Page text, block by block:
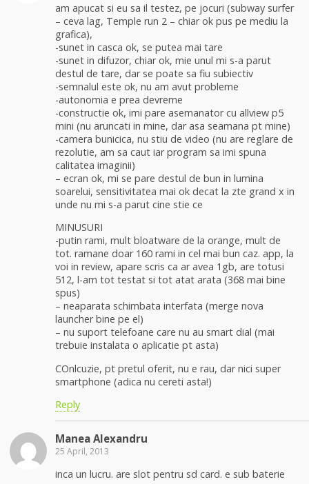
am apucat si eu sa il testez, pe jocuri (subway surfer
– ceva lag, Temple run 2 – chiar ok pus pe mediu la
grafica),
-sunet in casca ok, se putea mai tare
-sunet in difuzor, chiar ok, mie unul mi s-a parut
destul de tare, dar se poate sa fiu subiectiv
-semnalul este ok, nu am avut probleme
-autonomia e prea devreme
-constructie ok, imi pare asemanator cu allview p5
mini (nu aruncati in mine, dar asa seamana pt mine)
-camera bunicica, nu stiu de video (nu are reglare de
rezolutie, am sa caut iar program sa imi spuna
calitatea imaginii)
– ecran ok, mi se pare destul de bun in lumina
soarelui, sensitivitatea mai ok decat la zte grand x in
unde nu mi s-a parut cine stie ce
MINUSURI
-putin rami, mult bloatware de la orange, mult de
tot. ramane doar 160 rami in cel mai bun caz. app, la
voi in review, apare scris ca ar avea 1gb, are totusi
512, l-am tot testat si tot atat arata (368 mai bine
spus)
– neaparata schimbata interfata (merge nova
launcher bine pe el)
– nu suport telefoane care nu au smart dial (mai
trebuie instalata o aplicatie pt asta)
COnlcuzie, pt pretul oferit, nu e rau, dar nici super
smartphone (adica nu cereti asta!)
Reply
Manea Alexandru
25 April, 2013
inca un lucru. are slot pentru sd card. e sub baterie